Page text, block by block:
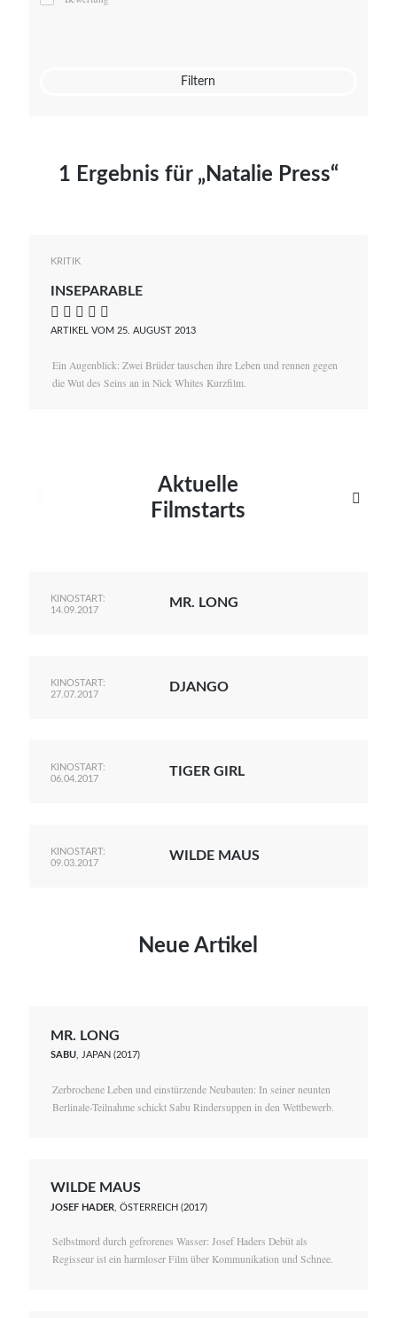
Mato von Vogelstein
Filtern
1 Ergebnis für „Natalie Press“
KRITIK
INSEPARABLE
    
ARTIKEL VOM 25. AUGUST 2013
Ein Augenblick: Zwei Brüder tauschen ihre Leben und rennen gegen
die Wut des Seins an in Nick Whites Kurzfilm.
Aktuelle
Filmstarts

KINOSTART:
14.09.2017
MR. LONG
KINOSTART:
27.07.2017
DJANGO
KINOSTART:
06.04.2017
TIGER GIRL
KINOSTART:
09.03.2017
WILDE MAUS
Neue Artikel
MR. LONG
SABU, JAPAN (2017)
Zerbrochene Leben und einstürzende Neubauten: In seiner neunten
Berlinale-Teilnahme schickt Sabu Rindersuppen in den Wettbewerb.
WILDE MAUS
JOSEF HADER , ÖSTERREICH (2017)
Selbstmord durch gefrorenes Wasser: Josef Haders Debüt als
Regisseur ist ein harmloser Film über Kommunikation und Schnee.